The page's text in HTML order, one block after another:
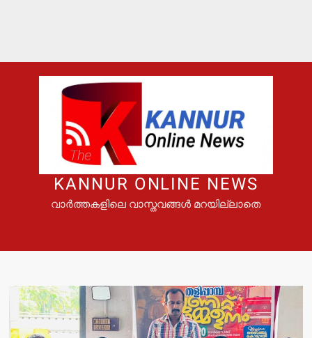
KANNUR ONLINE NEWS
വാർത്തകളിലെ വാസ്തവങ്ങൾ മറയില്ലാതെ